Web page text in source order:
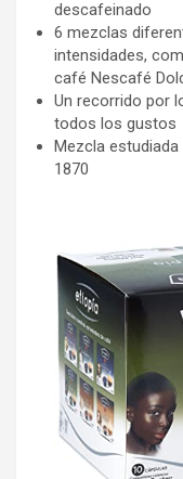
descafeinado
6 mezclas
intensidades,
café Nescafé
Un recorrido por
todos los gustos
Mezcla
1870